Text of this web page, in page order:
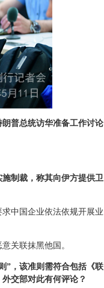
普总统访华准备工作讨论
制裁，称其向伊方提供卫
中国企业依法依规开展业
关联抹黑他国。
”，该准则需符合包括《联
交部对此有何评论？